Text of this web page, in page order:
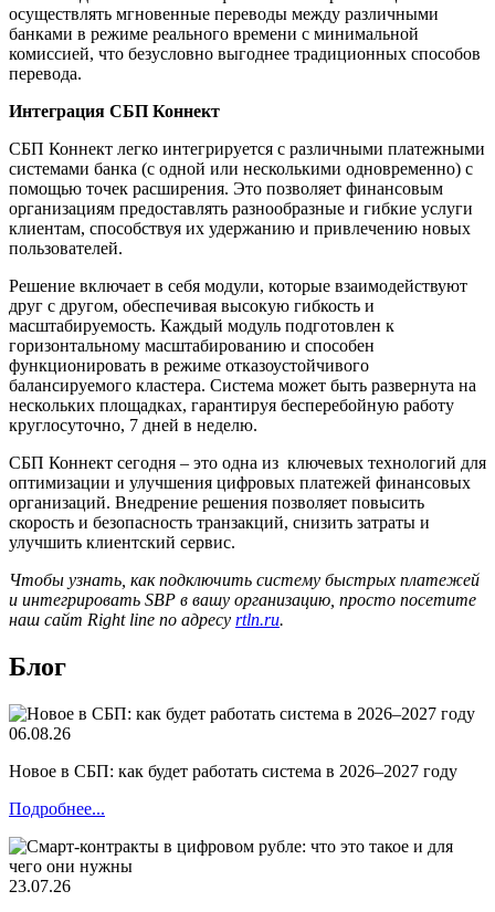
осуществлять мгновенные переводы между различными
банками в режиме реального времени с минимальной
комиссией, что безусловно выгоднее традиционных способов
перевода.
Интеграция СБП Коннект
СБП Коннект легко интегрируется с различными платежными
системами банка (с одной или несколькими одновременно) с
помощью точек расширения. Это позволяет финансовым
организациям предоставлять разнообразные и гибкие услуги
клиентам, способствуя их удержанию и привлечению новых
пользователей.
Решение включает в себя модули, которые взаимодействуют
друг с другом, обеспечивая высокую гибкость и
масштабируемость. Каждый модуль подготовлен к
горизонтальному масштабированию и способен
функционировать в режиме отказоустойчивого
балансируемого кластера. Система может быть развернута на
нескольких площадках, гарантируя бесперебойную работу
круглосуточно, 7 дней в неделю.
СБП Коннект сегодня – это одна из ключевых технологий для
оптимизации и улучшения цифровых платежей финансовых
организаций. Внедрение решения позволяет повысить
скорость и безопасность транзакций, снизить затраты и
улучшить клиентский сервис.
Чтобы узнать, как подключить систему быстрых платежей
и интегрировать SBP в вашу организацию, просто посетите
наш сайт Right line по адресу rtln.ru.
Блог
06.08.26
Новое в СБП: как будет работать система в 2026–2027 году
Подробнее...
23.07.26